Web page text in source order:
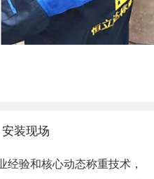
安装现场
验和核心动态称重技术，